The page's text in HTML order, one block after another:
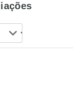
Desconto
sem Desconto
37,25/cada